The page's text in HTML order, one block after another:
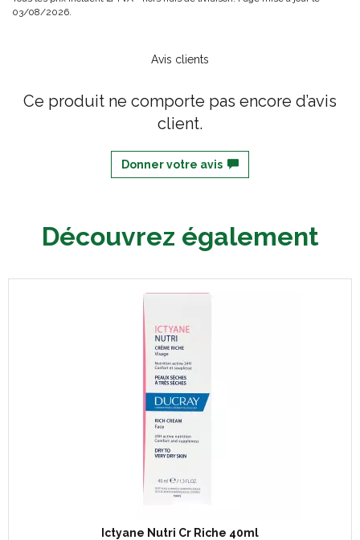
03/08/2026.
Avis clients
Ce produit ne comporte pas encore d’avis
client.
Donner votre avis
Découvrez également
Ictyane Nutri Cr Riche 40ml